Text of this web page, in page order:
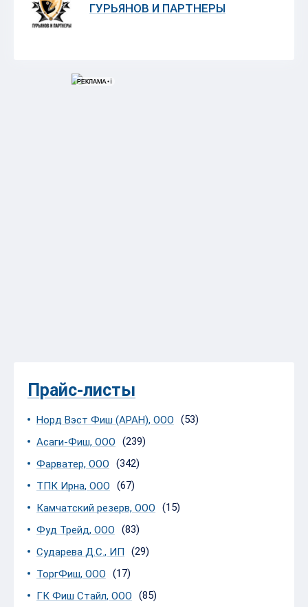
ГУРЬЯНОВ И ПАРТНЕРЫ
Прайс-листы
Норд Вэст Фиш (АРАН), ООО
(53)
Асаги-Фиш, ООО
(239)
Фарватер, ООО
(342)
ТПК Ирна, ООО
(67)
Камчатский резерв, ООО
(15)
Фуд Трейд, ООО
(83)
Сударева Д.С., ИП
(29)
ТоргФиш, ООО
(17)
ГК Фиш Стайл, ООО
(85)